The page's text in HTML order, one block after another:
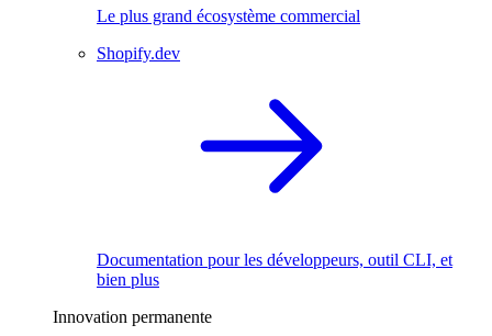
Le plus grand écosystème commercial
Shopify.dev
Documentation pour les développeurs, outil CLI, et
bien plus
Innovation permanente